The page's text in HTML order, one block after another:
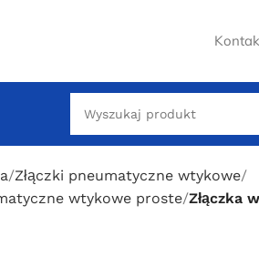
Złączki pneumatyczne wtykowe
wtykowe proste Złączka